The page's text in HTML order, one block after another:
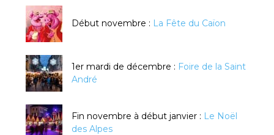
Début novembre : La Fête du Caïon
1er mardi de décembre : Foire de la Saint
André
Fin novembre à début janvier : Le Noël
des Alpes